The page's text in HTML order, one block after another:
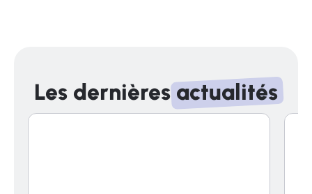
Les dernièresactualités